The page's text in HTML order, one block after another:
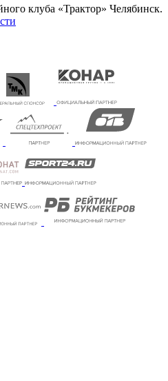
клуба «Трактор» Челябинск.